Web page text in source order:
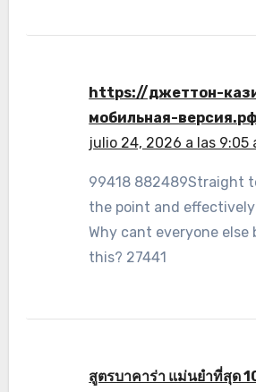
https://джеттон-
мобильная-
julio 24, 2026 a las 9:05
99418 882489Straight
the point and
Why cant everyone else
this? 27441
สูตรบาคาร่า แม่นยําที่สุด